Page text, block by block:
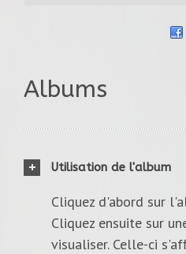
Albums
Utilisation de l'album
Cliquez d'abord sur
Cliquez ensuite sur
visualiser. Celle-ci